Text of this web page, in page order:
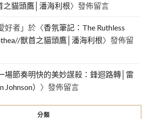
之貓頭鷹│潘海利根〉發佈留言
好者」於〈香氛筆記：The Ruthless
獸首之貓頭鷹│潘海利根〉發佈留
場節奏明快的美妙謀殺：鋒迴路轉│雷
Johnson） 〉發佈留言
分類